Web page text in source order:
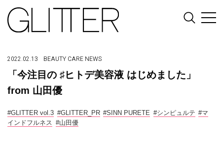
2022.02.13 BEAUTY CARE NEWS
「今注目の ♯ヒトデ美容液 はじめました」
from 山田優
#GLITTER vol.3 #GLITTER_PR #SINN PURETE #シンピュルテ #マ
インドフルネス #山田優